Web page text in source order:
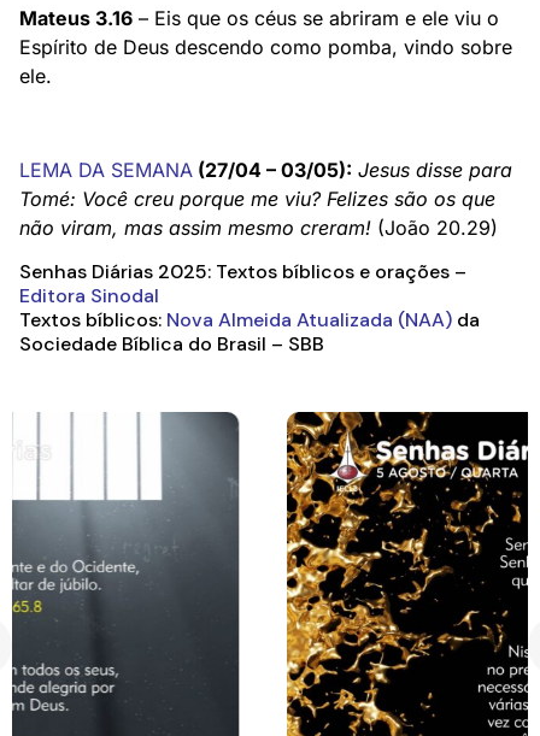
Mateus 3.16 – Eis que os céus se abriram e ele viu o
Espírito de Deus descendo como pomba, vindo sobre
ele.
LEMA DA SEMANA (27/04 – 03/05): Jesus disse para
Tomé: Você creu porque me viu? Felizes são os que
não viram, mas assim mesmo creram! (João 20.29)
Senhas Diárias 2025: Textos bíblicos e orações –
Editora Sinodal
Textos bíblicos: Nova Almeida Atualizada (NAA) da
Sociedade Bíblica do Brasil – SBB